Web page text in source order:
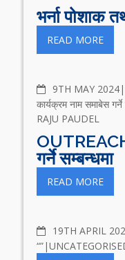
भर्ना पोशाक
READ MORE
9TH MAY 2024
कार्यक्रम नाम समाबेस गर्ने
RAJU PAUDEL
गर्ने सम्बन्धमा
READ MORE
19TH APRIL
“”